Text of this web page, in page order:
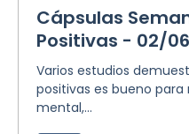
Cápsulas
Positivas - 02/
Varios estudios
positivas es bueno
mental,...